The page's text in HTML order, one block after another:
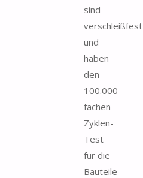
sind
verschleißfest
und
haben
den
100.000-
fachen
Zyklen-
Test
für die
Bauteile